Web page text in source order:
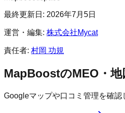
最終更新日: 2026年7月5日
運営・編集: 株式会社Mycat
責任者: 村岡 功規
MapBoostのMEO・
Googleマップや口コミ管理を確認